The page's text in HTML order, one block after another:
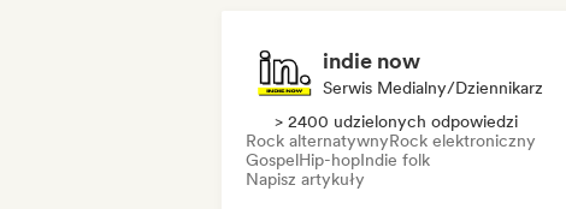
indie now
Serwis Medialny/Dziennikarz
> 2400 udzielonych odpowiedzi
Rock alternatywnyRock elektroniczny
GospelHip-hopIndie folk
Napisz artykuły